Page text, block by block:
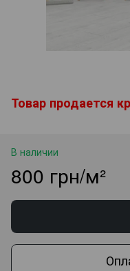
Товар продается
В наличии
800 грн/м²